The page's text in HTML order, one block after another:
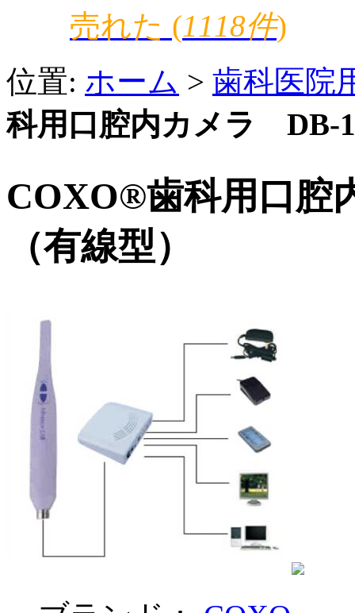
売れた (1118件)
位置: ホーム > 歯科医院
科用口腔内カメラ DB-
COXO®歯科用口
（有線型）